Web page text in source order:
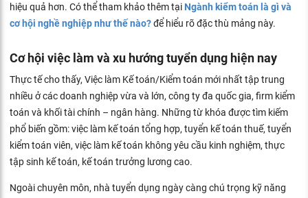
hiệu quả hơn. Có thể tham khảo thêm tại Ngành kiểm toán là gì và
cơ hội nghề nghiệp như thế nào?để hiểu rõ đặc thù mảng này.
Cơ hội việc làm và xu hướng tuyển dụng hiện nay
Thực tế cho thấy, Việc làm Kế toán/Kiểm toán mới nhất tập trung
nhiều ở các doanh nghiệp vừa và lớn, công ty đa quốc gia, firm kiểm
toán và khối tài chính – ngân hàng. Những từ khóa được tìm kiếm
phổ biến gồm: việc làm kế toán tổng hợp, tuyển kế toán thuế, tuyển
kiểm toán viên, việc làm kế toán không yêu cầu kinh nghiệm, thực
tập sinh kế toán, kế toán trưởng lương cao.
Ngoài chuyên môn, nhà tuyển dụng ngày càng chú trọng kỹ năng